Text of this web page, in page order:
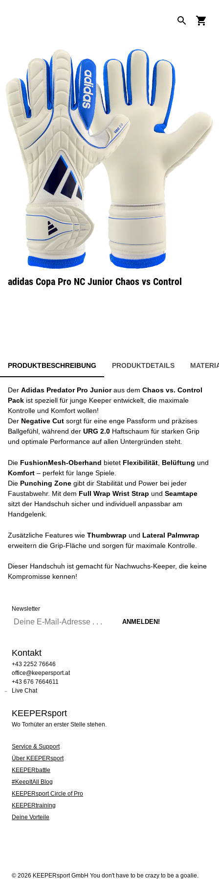
adidas Copa Pro NC Junior Chaos vs Control
PRODUKTBESCHREIBUNG PRODUKTDETAILS
Der Adidas Predator Pro Junioraus dem Chaos vs. Control
Pack ist speziell für junge Keeper entwickelt, die maximale
Kontrolle und Komfort wollen!
Der Negative Cut sorgt für eine enge Passform und präzises
Ballgefühl, während der URG 2.0 Haftschaum für starken Grip
und optimale Performance auf allen Untergründen steht.
Die FushionMesh-Oberhand bietet Flexibilität Belüftung und
Komfort – perfekt für lange Spiele.
Die Punching Zone gibt dir Stabilität und Power bei jeder
Faustabwehr. Mit dem Full Wrap Wrist Strap und Seamtape
sitzt der Handschuh sicher und individuell anpassbar am
Handgelenk.
Zusätzliche Features wie Thumbwrap und Lateral Palmwrap
erweitern die Grip-Fläche und sorgen für maximale Kontrolle.
Dieser Handschuh ist gemacht für Nachwuchs-Keeper, die keine
Kompromisse kennen!
Newsletter
Kontakt
+43 2252 76646
office@keepersport.at
+43 676 7664611
Live Chat
KEEPERsport
Wo Torhüter an erster Stelle stehen.
Service & Support
Über KEEPERsport
KEEPERbattle
#KeepItAll Blog
KEEPERsport Circle of Pro
KEEPERtraining
Deine Vorteile
© 2026 KEEPERsport GmbH You don't have to be crazy to be a goalie.